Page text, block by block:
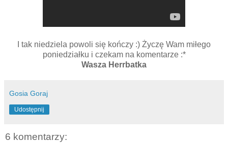
I tak niedziela powoli się kończy :) Życzę Wam miłego
poniedziałku i czekam na komentarze :*
Wasza Herrbatka
Gosia Goraj
Udostępnij
6 komentarzy: